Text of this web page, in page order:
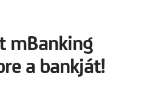
mBanking
a bankját!